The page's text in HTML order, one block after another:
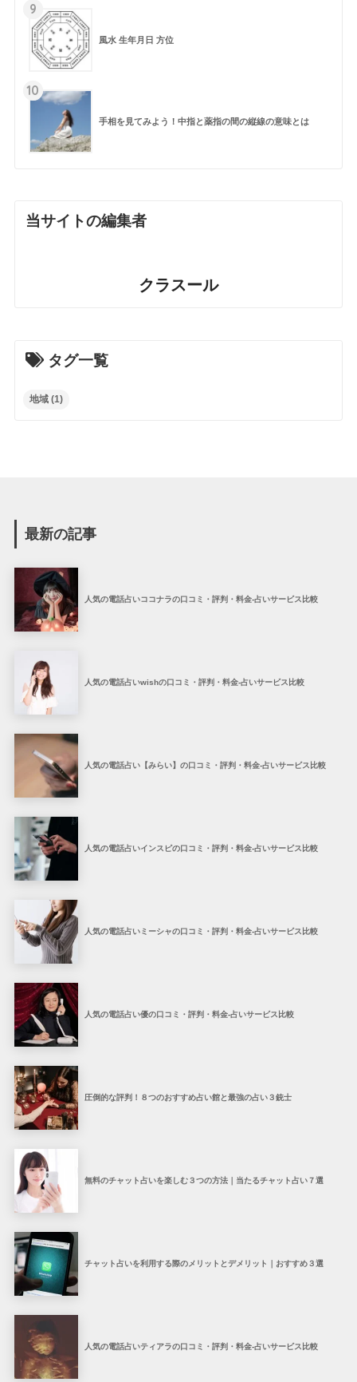
9
風水 生年月日 方位
10
手相を見てみよう！中指と薬指の間の縦線の意味とは
当サイトの編集者
クラスール
タグ一覧
地域(1)
最新の記事
人気の電話占いココナラの口コミ・評判・料金-占いサービス比較
人気の電話占いwishの口コミ・評判・料金-占いサービス比較
人気の電話占い【みらい】の口コミ・評判・料金-占いサービス比較
人気の電話占いインスピの口コミ・評判・料金-占いサービス比較
人気の電話占いミーシャの口コミ・評判・料金-占いサービス比較
人気の電話占い優の口コミ・評判・料金-占いサービス比較
圧倒的な評判！８つのおすすめ占い館と最強の占い３銃士
無料のチャット占いを楽しむ３つの方法｜当たるチャット占い７選
チャット占いを利用する際のメリットとデメリット｜おすすめ３選
人気の電話占いティアラの口コミ・評判・料金-占いサービス比較